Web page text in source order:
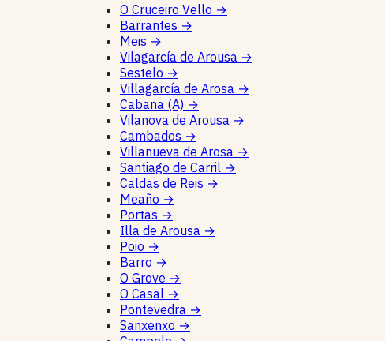
O Cruceiro Vello →
Barrantes →
Meis →
Vilagarcía de Arousa →
Sestelo →
Villagarcía de Arosa →
Cabana (A) →
Vilanova de Arousa →
Cambados →
Villanueva de Arosa →
Santiago de Carril →
Caldas de Reis →
Meaño →
Portas →
Illa de Arousa →
Poio →
Barro →
O Grove →
O Casal →
Pontevedra →
Sanxenxo →